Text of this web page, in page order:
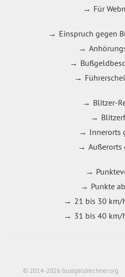
Für
Einspruch gegen
Blitzer-
Innerorts
Punkte
21 bis 30 km/
31 bis 40 km/
© 2014-2026 bussgeldrechner.org